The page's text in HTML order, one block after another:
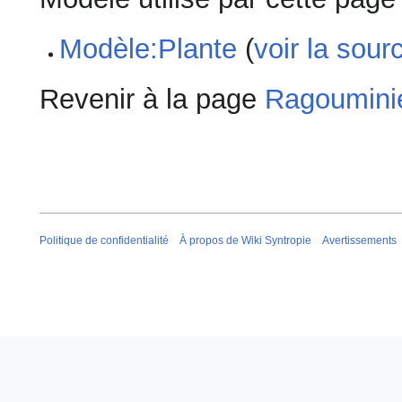
Modèle:Plante (voir la
Revenir à la page
Politique de confidentialité À propos de Wiki Syntropie Avertissements